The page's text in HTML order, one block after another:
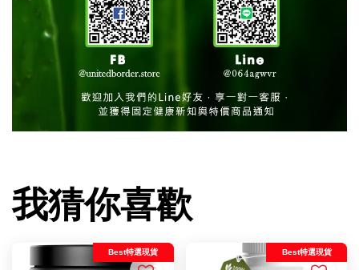
我猜你喜歡
Best特選現貨 Best特選現貨